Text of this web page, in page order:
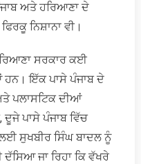
ਅਤੇ ਹਰਿਆਣਾ ਦੇ
ਨਿਸ਼ਾਨਾ ਵੀ।
ਸਰਕਾਰ ਕਈ
ਹਨ। ਇੱਕ ਪਾਸੇ ਪੰਜਾਬ ਦੇ
ਪਲਾਸਟਿਕ ਦੀਆਂ
ਪਾਸੇ ਪੰਜਾਬ ਵਿੱਚ
ਸੁਖਬੀਰ ਸਿੰਘ ਬਾਦਲ ਨੂੰ
ਜਾ ਰਿਹਾ ਕਿ ਵੱਖਰੇ